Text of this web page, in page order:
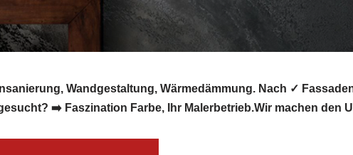
Wandgestaltung, Wärmedämmung. Nach ✓
➡️ Faszination Farbe, Ihr Malerbetrieb.Wir machen den